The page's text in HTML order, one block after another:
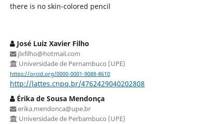
there is no skin-colored pencil
José Luiz Xavier Filho
jlxfilho@hotmail.com
Universidade de Pernambuco (UPE)
https://orcid.org/0000-0001-9088-8610
http://lattes.cnpq.br/4762429040202808
Érika de Sousa Mendonça
erika.mendonca@upe.br
Universidade de Perbambuco (UPE)